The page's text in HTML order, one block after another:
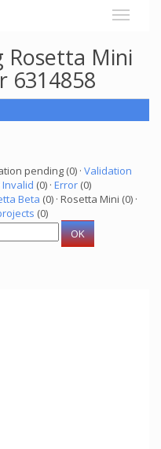
Rosetta Mini
6314858
pending (0) · Validation
Invalid (0) · Error (0)
Beta (0) · Rosetta Mini (0) ·
(0)